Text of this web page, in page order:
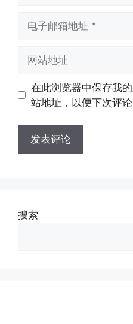
址
址
在此浏览器中保存我
站地址，以便下次评论
搜索